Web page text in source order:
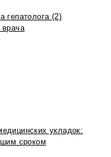
гепатолога (2)
врача
укладок:
сроком